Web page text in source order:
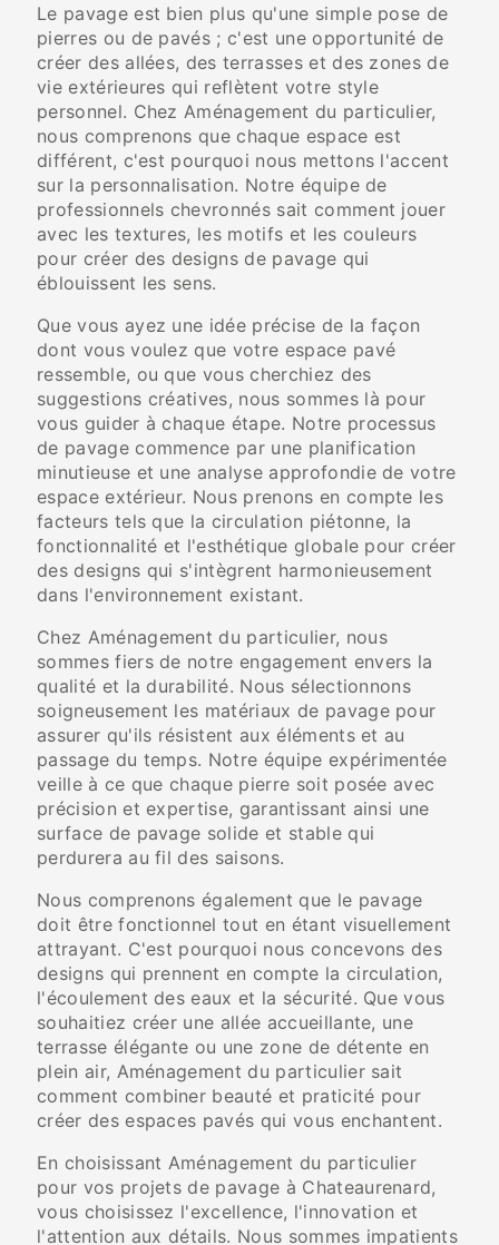
Le pavage est bien plus qu'une simple pose de
pierres ou de pavés ; c'est une opportunité de
créer des allées, des terrasses et des zones de
vie extérieures qui reflètent votre style
personnel. Chez Aménagement du particulier,
nous comprenons que chaque espace est
différent, c'est pourquoi nous mettons l'accent
sur la personnalisation. Notre équipe de
professionnels chevronnés sait comment jouer
avec les textures, les motifs et les couleurs
pour créer des designs de pavage qui
éblouissent les sens.
Que vous ayez une idée précise de la façon
dont vous voulez que votre espace pavé
ressemble, ou que vous cherchiez des
suggestions créatives, nous sommes là pour
vous guider à chaque étape. Notre processus
de pavage commence par une planification
minutieuse et une analyse approfondie de votre
espace extérieur. Nous prenons en compte les
facteurs tels que la circulation piétonne, la
fonctionnalité et l'esthétique globale pour créer
des designs qui s'intègrent harmonieusement
dans l'environnement existant.
Chez Aménagement du particulier, nous
sommes fiers de notre engagement envers la
qualité et la durabilité. Nous sélectionnons
soigneusement les matériaux de pavage pour
assurer qu'ils résistent aux éléments et au
passage du temps. Notre équipe expérimentée
veille à ce que chaque pierre soit posée avec
précision et expertise, garantissant ainsi une
surface de pavage solide et stable qui
perdurera au fil des saisons.
Nous comprenons également que le pavage
doit être fonctionnel tout en étant visuellement
attrayant. C'est pourquoi nous concevons des
designs qui prennent en compte la circulation,
l'écoulement des eaux et la sécurité. Que vous
souhaitiez créer une allée accueillante, une
terrasse élégante ou une zone de détente en
plein air, Aménagement du particulier sait
comment combiner beauté et praticité pour
créer des espaces pavés qui vous enchantent.
En choisissant Aménagement du particulier
pour vos projets de pavage à Chateaurenard,
vous choisissez l'excellence, l'innovation et
l'attention aux détails. Nous sommes impatients